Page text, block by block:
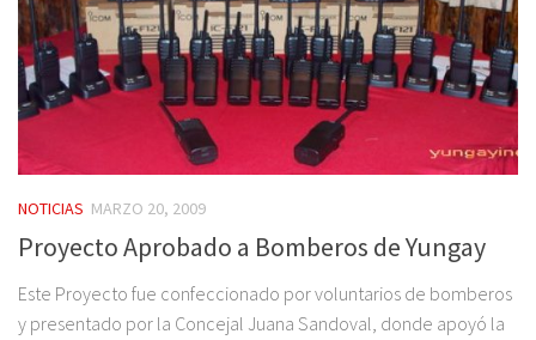
NOTICIAS MARZO 20, 2009
Proyecto Aprobado a Bomberos de Yungay
Este Proyecto fue confeccionado por voluntarios de bomberos
y presentado por la Concejal Juana Sandoval, donde apoyó la